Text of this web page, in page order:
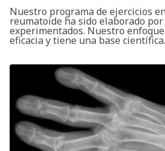
Nuestro programa de ejercicios
reumatoide ha sido elaborado
experimentados. Nuestro
eficacia y tiene una base científica.